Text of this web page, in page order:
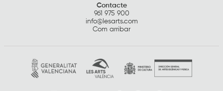
Contacte
961 975 900
info@lesarts.com
Com arribar